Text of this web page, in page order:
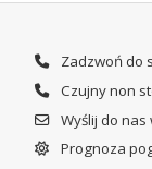
Zadzwoń do
Czujny non
Wyślij do nas
Prognoza